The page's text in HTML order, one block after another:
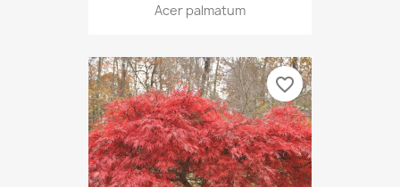
Acer palmatum
favorite_border